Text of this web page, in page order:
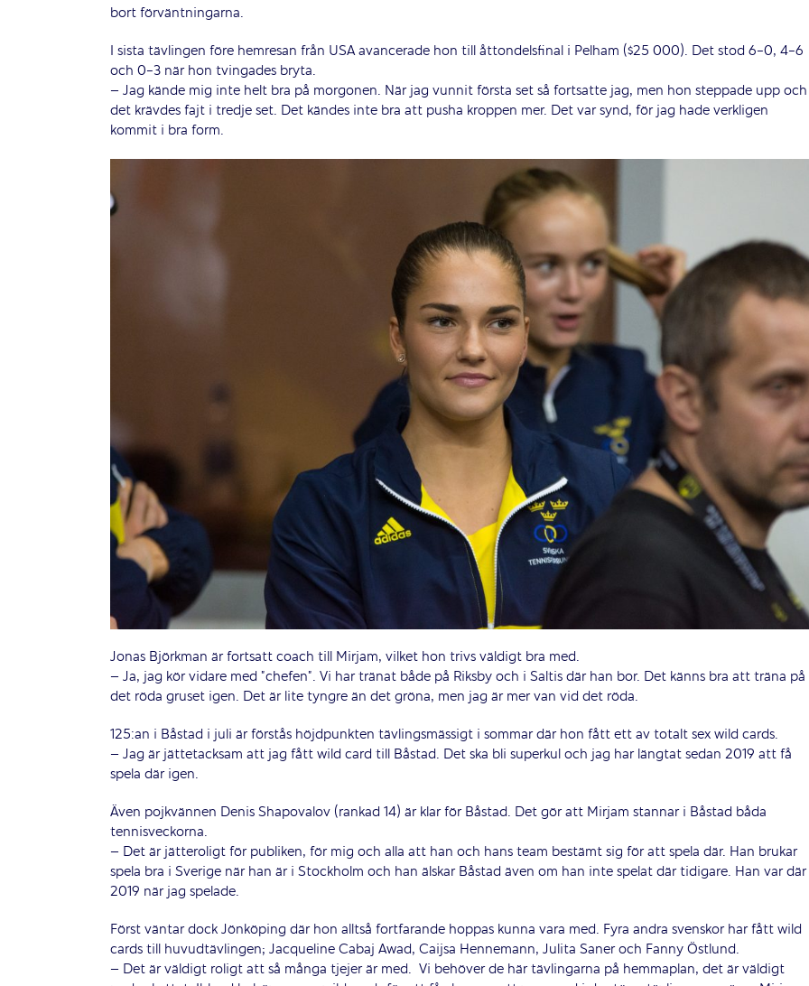
bort förväntningarna.
I sista tävlingen före hemresan från USA avancerade hon till åttondelsfinal i Pelham ($25 000). Det stod 6-0, 4-6
och 0-3 när hon tvingades bryta.
– Jag kände mig inte helt bra på morgonen. När jag vunnit första set så fortsatte jag, men hon steppade upp och
det krävdes fajt i tredje set. Det kändes inte bra att pusha kroppen mer. Det var synd, för jag hade verkligen
kommit i bra form.
Jonas Björkman är fortsatt coach till Mirjam, vilket hon trivs väldigt bra med.
– Ja, jag kör vidare med ”chefen”. Vi har tränat både på Riksby och i Saltis där han bor. Det känns bra att träna på
det röda gruset igen. Det är lite tyngre än det gröna, men jag är mer van vid det röda.
125:an i Båstad i juli är förstås höjdpunkten tävlingsmässigt i sommar där hon fått ett av totalt sex wild cards.
– Jag är jättetacksam att jag fått wild card till Båstad. Det ska bli superkul och jag har längtat sedan 2019 att få
spela där igen.
Även pojkvännen Denis Shapovalov (rankad 14) är klar för Båstad. Det gör att Mirjam stannar i Båstad båda
tennisveckorna.
– Det är jätteroligt för publiken, för mig och alla att han och hans team bestämt sig för att spela där. Han brukar
spela bra i Sverige när han är i Stockholm och han älskar Båstad även om han inte spelat där tidigare. Han var där
2019 när jag spelade.
Först väntar dock Jönköping där hon alltså fortfarande hoppas kunna vara med. Fyra andra svenskor har fått wild
cards till huvudtävlingen; Jacqueline Cabaj Awad, Caijsa Hennemann, Julita Saner och Fanny Östlund.
– Det är väldigt roligt att så många tjejer är med. Vi behöver de här tävlingarna på hemmaplan, det är väldigt